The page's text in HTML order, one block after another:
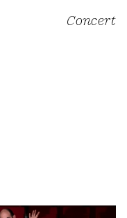
Concert